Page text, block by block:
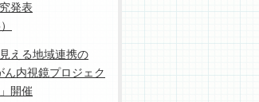
発表
える地域連携の
ん内視鏡プロジェク
開催